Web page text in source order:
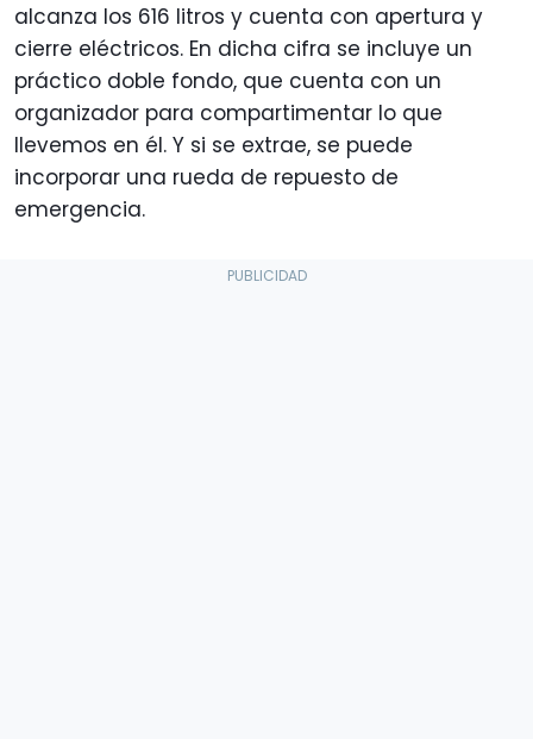
alcanza los 616 litros y cuenta con apertura y
cierre eléctricos. En dicha cifra se incluye un
práctico doble fondo, que cuenta con un
organizador para compartimentar lo que
llevemos en él. Y si se extrae, se puede
incorporar una rueda de repuesto de
emergencia.